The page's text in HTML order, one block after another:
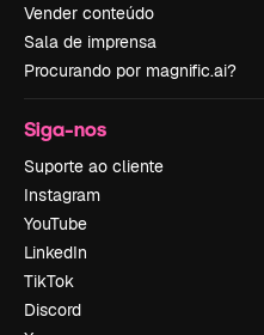
Vender conteúdo
Sala de imprensa
Procurando por magnific.ai?
Siga-nos
Suporte ao cliente
Instagram
YouTube
LinkedIn
TikTok
Discord